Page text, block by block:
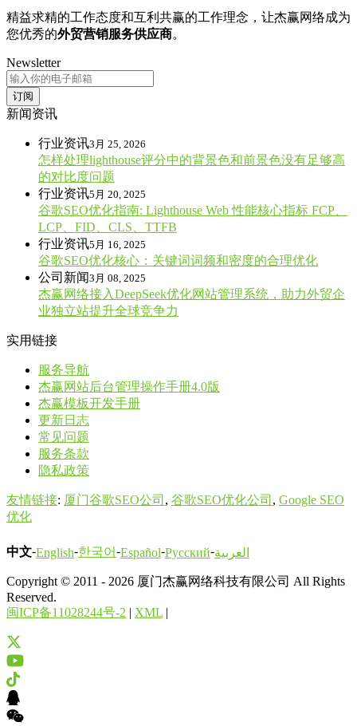
精益求精的工作态度和互利共赢的工作理念，让杰赢网络成为
您优秀的外贸营销服务供应商。
Newsletter
订阅
新闻资讯
行业资讯3月 25, 2026
怎样处理lighthouse评分中的背景色和前景色没有足够高
的对比度问题
行业资讯5月 20, 2025
谷歌SEO优化指南: Lighthouse Web 性能核心指标 FCP、
LCP、FID、CLS、TTFB
行业资讯5月 16, 2025
谷歌SEO优化核心：关键词词频和密度的合理优化
公司新闻3月 08, 2025
杰赢网络接入DeepSeek优化网站管理系统，助力外贸企
业独立站提升全球竞争力
实用链接
服务导航
杰赢网站后台管理操作手册4.0版
杰赢模板开发手册
更新日志
常见问题
服务条款
隐私政策
友情链接: 厦门谷歌SEO公司 , 谷歌SEO优化公司 , Google SEO
优化
中文-English-한국어-Español-Русский-العربية
Copyright © 2011 - 2026 厦门杰赢网络科技有限公司 All Rights
Reserved.
闽ICP备11028244号-2 | XML |